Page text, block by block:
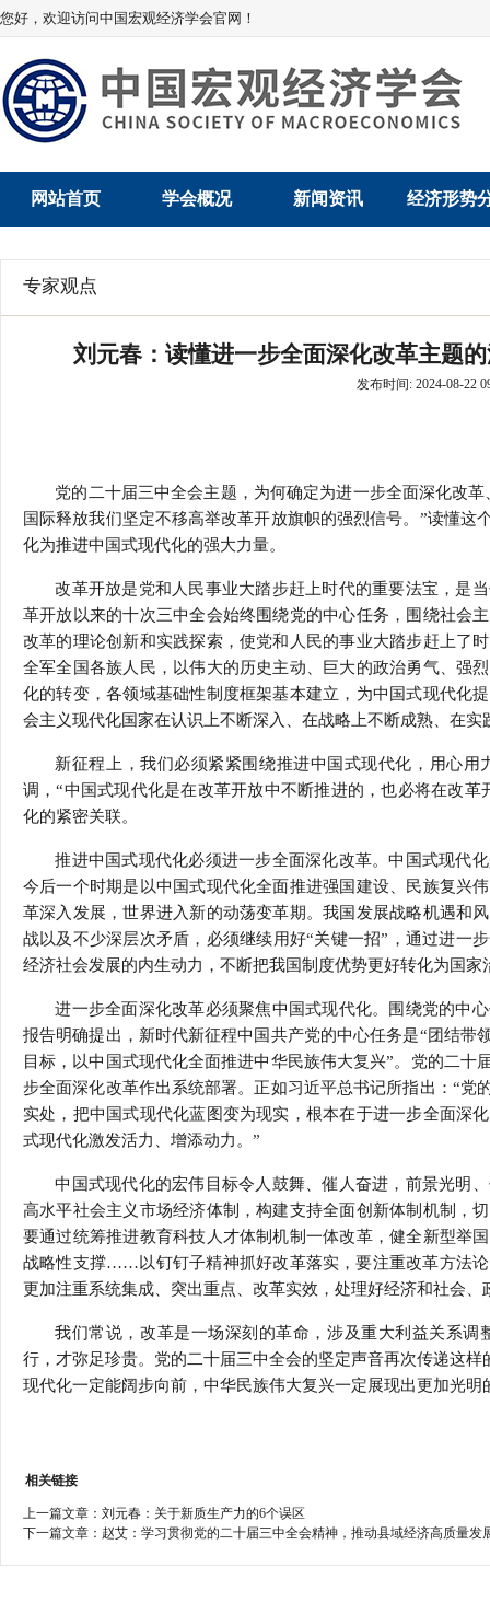
您好，欢迎访问中国宏观经济学会官网！
网站首页 学会概况
学会领导
学会章程
新闻资讯
学会动态
经济形势
经济运行与
行
贸易与流
专家观点
刘元春：读懂进一步全面深化改革主题
发布时间: 2024-08-22
党的二十届三中全会主题，为何确定为进一步全面深化改
国际释放我们坚定不移高举改革开放旗帜的强烈信号。”读懂
化为推进中国式现代化的强大力量。
改革开放是党和人民事业大踏步赶上时代的重要法宝，是
革开放以来的十次三中全会始终围绕党的中心任务，围绕社会
改革的理论创新和实践探索，使党和人民的事业大踏步赶上了
全军全国各族人民，以伟大的历史主动、巨大的政治勇气、强
化的转变，各领域基础性制度框架基本建立，为中国式现代化
会主义现代化国家在认识上不断深入、在战略上不断成熟、在实
新征程上，我们必须紧紧围绕推进中国式现代化，用心
调，“中国式现代化是在改革开放中不断推进的，也必将在改
化的紧密关联。
推进中国式现代化必须进一步全面深化改革。中国式现代
今后一个时期是以中国式现代化全面推进强国建设、民族复兴
革深入发展，世界进入新的动荡变革期。我国发展战略机遇和
战以及不少深层次矛盾，必须继续用好“关键一招”，通过进一
经济社会发展的内生动力，不断把我国制度优势更好转化为国
进一步全面深化改革必须聚焦中国式现代化。围绕党的中
报告明确提出，新时代新征程中国共产党的中心任务是“团结
目标，以中国式现代化全面推进中华民族伟大复兴”。党的二
步全面深化改革作出系统部署。正如习近平总书记所指出：“
实处，把中国式现代化蓝图变为现实，根本在于进一步全面深
式现代化激发活力、增添动力。”
中国式现代化的宏伟目标令人鼓舞、催人奋进，前景光明
高水平社会主义市场经济体制，构建支持全面创新体制机制，
要通过统筹推进教育科技人才体制机制一体改革，健全新型举
战略性支撑……以钉钉子精神抓好改革落实，要注重改革方法
更加注重系统集成、突出重点、改革实效，处理好经济和社会
我们常说，改革是一场深刻的革命，涉及重大利益关系
行，才弥足珍贵。党的二十届三中全会的坚定声音再次传递这
现代化一定能阔步向前，中华民族伟大复兴一定展现出更加光明
相关链接
上一篇文章： 刘元春：关于新质生产力的6个误区
下一篇文章： 赵艾：学习贯彻党的二十届三中全会精神，推动县域经济高质量发